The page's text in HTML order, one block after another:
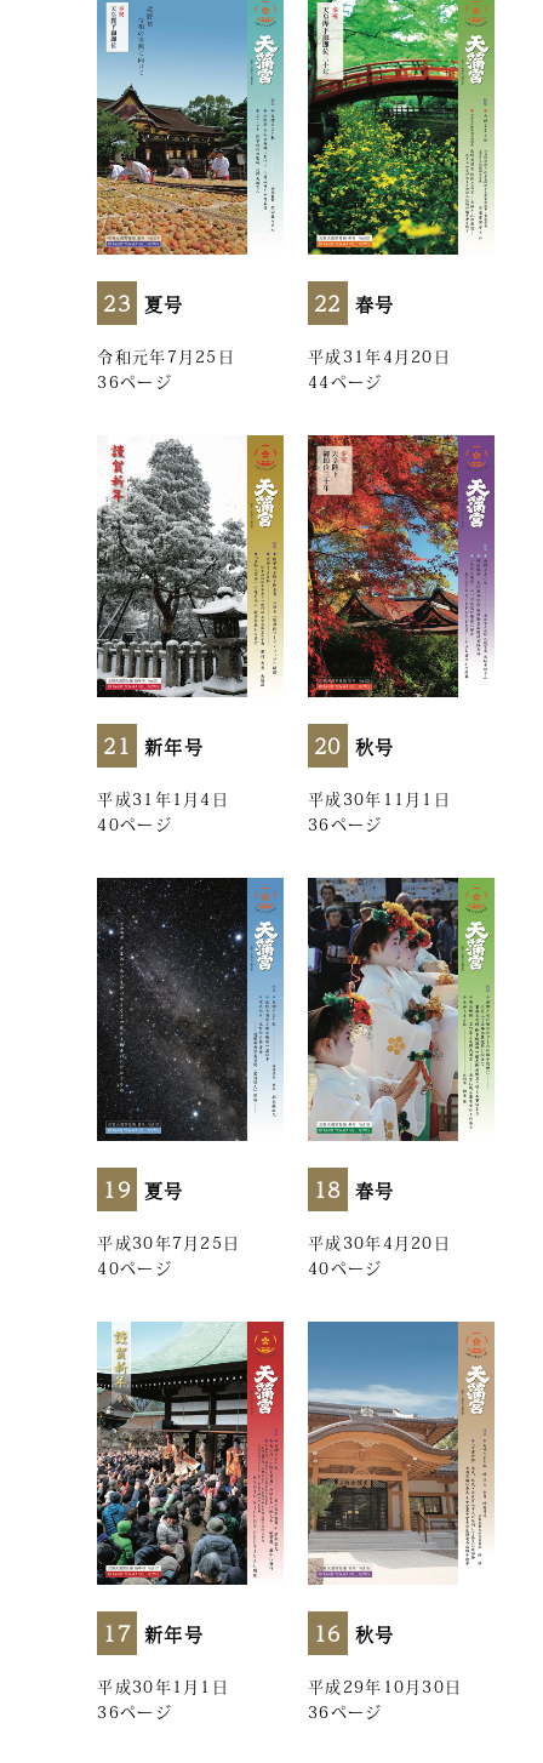
23 夏号
令和元年7月25日
36ページ
22 春号
平成31年4月20日
44ページ
21 新年号
平成31年1月4日
40ページ
20 秋号
平成30年11月1日
36ページ
19 夏号
平成30年7月25日
40ページ
18 春号
平成30年4月20日
40ページ
17 新年号
平成30年1月1日
36ページ
16 秋号
平成29年10月30日
36ページ